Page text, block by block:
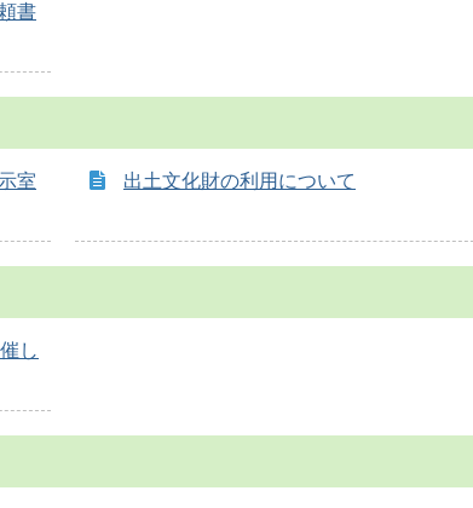
書
室
出土文化財の利用について
し